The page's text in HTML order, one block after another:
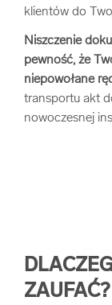
klientów do
Niszczenie
pewność, że
niepowołane
transportu akt
nowoczesnej
ZAUFAĆ?